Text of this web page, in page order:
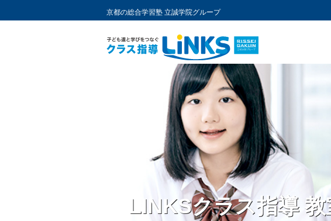
京都の総合学習塾 立誠学院グループ
LINKSクラス指導